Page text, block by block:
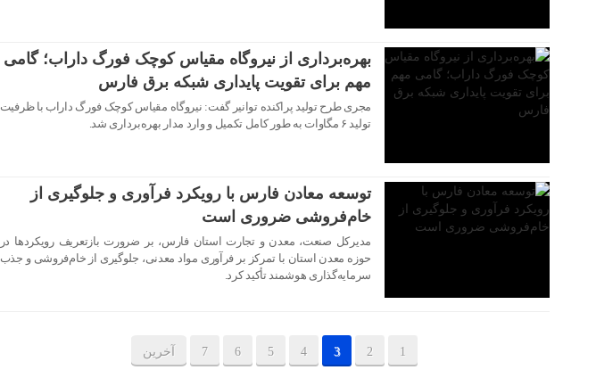
بهره‌برداری از نیروگاه مقیاس کوچک فورگ داراب؛ گامی
مهم برای تقویت پایداری شبکه برق فارس
مجری طرح تولید پراکنده توانیر گفت: نیروگاه مقیاس کوچک فورگ داراب با ظرفیت
تولید ۶ مگاوات به طور کامل تکمیل و وارد مدار بهره‌برداری شد.
توسعه معادن فارس با رویکرد فرآوری و جلوگیری از
خام‌فروشی ضروری است
مدیرکل صنعت، معدن و تجارت استان فارس، بر ضرورت بازتعریف رویکردها در
حوزه معدن استان با تمرکز بر فرآوری مواد معدنی، جلوگیری از خام‌فروشی و جذب
سرمایه‌گذاری هوشمند تأکید کرد.
1
2
3
4
5
6
7 آخرین